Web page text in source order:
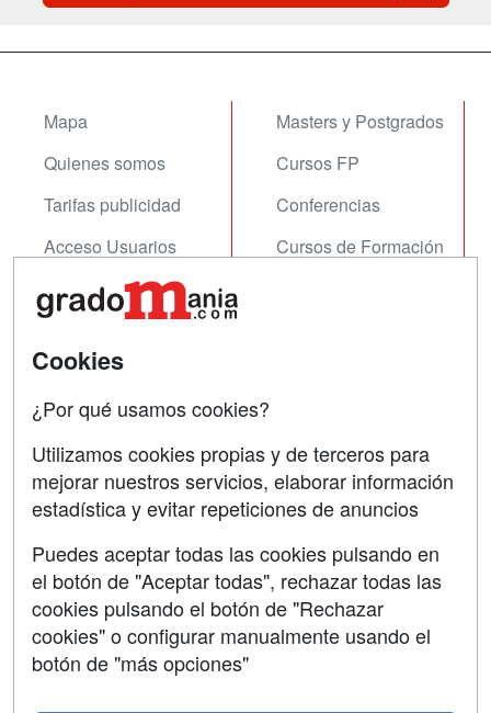
Mapa
Quienes somos
Tarifas publicidad
Acceso Usuarios
Acceso Centros
Masters y Postgrados
Cursos FP
Conferencias
Cursos de Formación
Contactar
Copyleft
Grupo formazion:
Cookies
¿Por qué usamos cookies?
Utilizamos cookies propias y de terceros para
mejorar nuestros servicios, elaborar información
estadística y evitar repeticiones de anuncios
Puedes aceptar todas las cookies pulsando en
el botón de "Aceptar todas", rechazar todas las
cookies pulsando el botón de "Rechazar
cookies" o configurar manualmente usando el
botón de "más opciones"